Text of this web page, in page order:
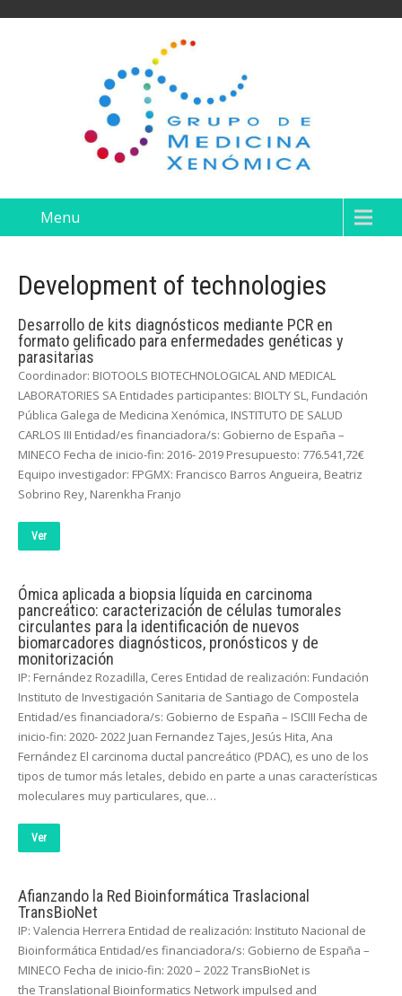
Menu
Development of technologies
Desarrollo de kits diagnósticos mediante PCR en
formato gelificado para enfermedades genéticas y
parasitarias
Coordinador: BIOTOOLS BIOTECHNOLOGICAL AND MEDICAL
LABORATORIES SA Entidades participantes: BIOLTY SL, Fundación
Pública Galega de Medicina Xenómica, INSTITUTO DE SALUD
CARLOS III Entidad/es financiadora/s: Gobierno de España –
MINECO Fecha de inicio-fin: 2016- 2019 Presupuesto: 776.541,72€
Equipo investigador: FPGMX: Francisco Barros Angueira, Beatriz
Sobrino Rey, Narenkha Franjo
Ver
Ómica aplicada a biopsia líquida en carcinoma
pancreático: caracterización de células tumorales
circulantes para la identificación de nuevos
biomarcadores diagnósticos, pronósticos y de
monitorización
IP: Fernández Rozadilla, Ceres Entidad de realización: Fundación
Instituto de Investigación Sanitaria de Santiago de Compostela
Entidad/es financiadora/s: Gobierno de España – ISCIII Fecha de
inicio-fin: 2020- 2022 Juan Fernandez Tajes, Jesús Hita, Ana
Fernández El carcinoma ductal pancreático (PDAC), es uno de los
tipos de tumor más letales, debido en parte a unas características
moleculares muy particulares, que…
Ver
Afianzando la Red Bioinformática Traslacional
TransBioNet
IP: Valencia Herrera Entidad de realización: Instituto Nacional de
Bioinformática Entidad/es financiadora/s: Gobierno de España –
MINECO Fecha de inicio-fin: 2020 – 2022 TransBioNet is
the Translational Bioinformatics Network impulsed and